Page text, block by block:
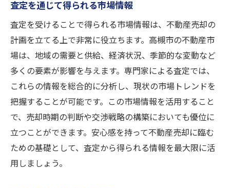
査定を通じて得られる市場情報
査定を受けることで得られる市場情報は、不動産売却の
計画を立てる上で非常に役立ちます。高槻市の不動産市
場は、地域の需要と供給、経済状況、季節的な変動など
多くの要素が影響を与えます。専門家による査定では、
これらの情報を総合的に分析し、現状の市場トレンドを
把握することが可能です。この市場情報を活用すること
で、売却時期の判断や交渉戦略の構築においても優位に
立つことができます。安心感を持って不動産売却に臨む
ための基礎として、査定から得られる情報を最大限に活
用しましょう。